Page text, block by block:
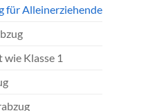
für Alleinerziehende
wie Klasse 1